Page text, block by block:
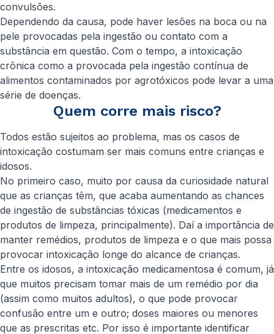
convulsões.
Dependendo da causa, pode haver lesões na boca ou na
pele provocadas pela ingestão ou contato com a
substância em questão. Com o tempo, a intoxicação
crônica como a provocada pela ingestão contínua de
alimentos contaminados por agrotóxicos pode levar a uma
série de doenças.
Quem corre mais risco?
Todos estão sujeitos ao problema, mas os casos de
intoxicação costumam ser mais comuns entre crianças e
idosos.
No primeiro caso, muito por causa da curiosidade natural
que as crianças têm, que acaba aumentando as chances
de ingestão de substâncias tóxicas (medicamentos e
produtos de limpeza, principalmente). Daí a importância de
manter remédios, produtos de limpeza e o que mais possa
provocar intoxicação longe do alcance de crianças.
Entre os idosos, a intoxicação medicamentosa é comum, já
que muitos precisam tomar mais de um remédio por dia
(assim como muitos adultos), o que pode provocar
confusão entre um e outro; doses maiores ou menores
que as prescritas etc. Por isso é importante identificar